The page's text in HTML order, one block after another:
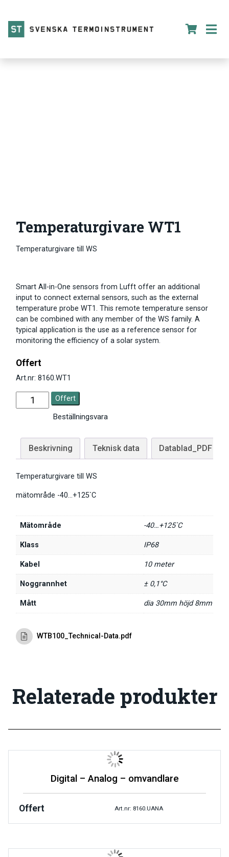
Temperaturgivare WT1
Temperaturgivare till WS
Smart All-in-One sensors from Lufft offer an additional
input to connect external sensors, such as the external
temperature probe WT1. This remote temperature sensor
can be combined with any member of the WS family. A
typical application is the use as a reference sensor for
monitoring the efficiency of a solar system.
Offert
Art.nr: 8160.WT1
Offert
Beställningsvara
Beskrivning Teknisk data Datablad_PDF
Temperaturgivare till WS
mätområde -40…+125`C
Mätområde -40…+125`C
Klass IP68
Kabel 10 meter
Noggrannhet ± 0,1°C
Mått dia 30mm höjd 8mm
WTB100_Technical-Data.pdf
Relaterade produkter
Digital – Analog – omvandlare
Offert Art.nr: 8160.UANA